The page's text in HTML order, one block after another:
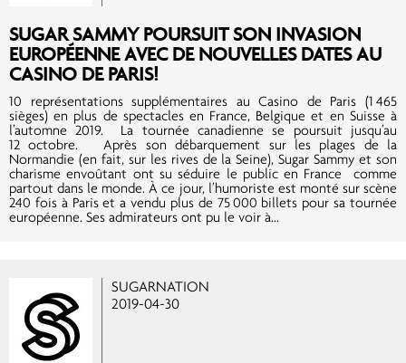
SUGAR SAMMY POURSUIT SON INVASION
EUROPÉENNE AVEC DE NOUVELLES DATES AU
CASINO DE PARIS!
10 représentations supplémentaires au Casino de Paris (1 465
sièges) en plus de spectacles en France, Belgique et en Suisse à
l’automne 2019. La tournée canadienne se poursuit jusqu’au
12 octobre. Après son débarquement sur les plages de la
Normandie (en fait, sur les rives de la Seine), Sugar Sammy et son
charisme envoûtant ont su séduire le public en France comme
partout dans le monde. À ce jour, l’humoriste est monté sur scène
240 fois à Paris et a vendu plus de 75 000 billets pour sa tournée
européenne. Ses admirateurs ont pu le voir à...
SUGARNATION
2019-04-30